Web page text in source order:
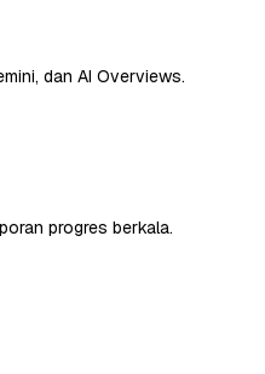
dan AI Overviews.
progres berkala.